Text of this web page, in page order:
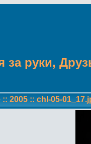
за руки,
:: 2005 :: chl-05-